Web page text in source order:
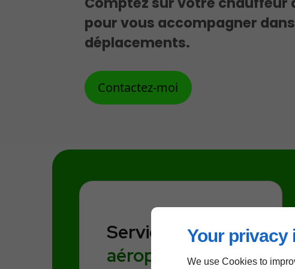
Your privacy
We use Cookies to
pour vous accompagner
déplacements.
Contactez-moi
Service de VTC
aéroport de